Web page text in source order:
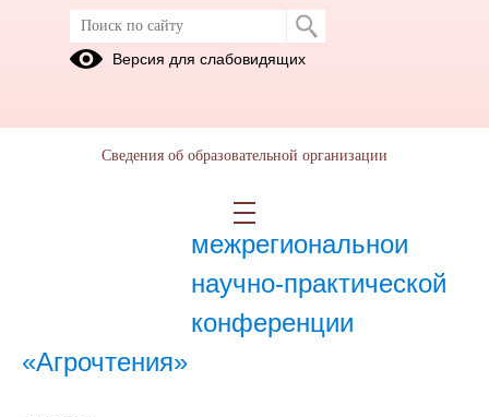
Февраль 2024
Финал
межрегиональной
научно-практической
конференции
«Агрочтения»
Версия для слабовидящих
Сведения об образовательной организации